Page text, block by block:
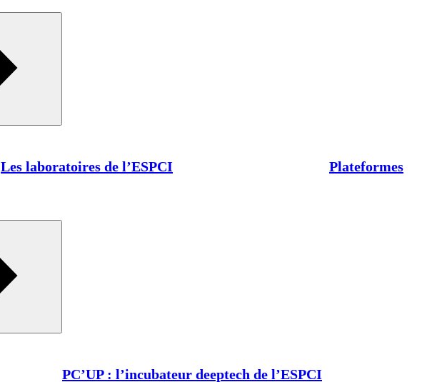
Les laboratoires de l’ESPCI Plateformes
PC’UP : l’incubateur deeptech de l’ESPCI